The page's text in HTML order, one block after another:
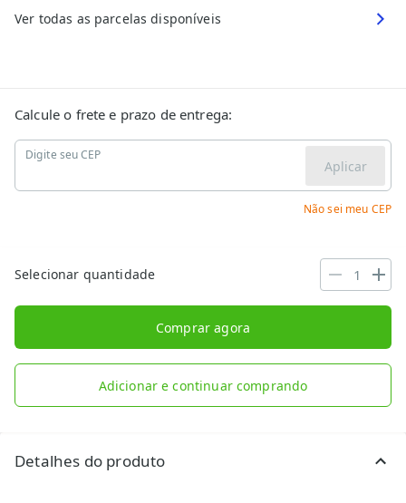
Ver todas as parcelas disponíveis
Calcule o frete e prazo de entrega:
Digite seu CEP
Aplicar
Não sei meu CEP
Selecionar quantidade
Comprar agora
Adicionar e continuar comprando
Detalhes do produto